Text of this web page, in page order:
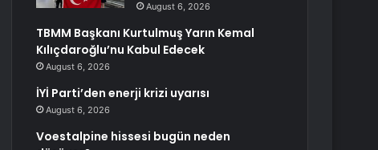
August 6, 2026
TBMM Başkanı Kurtulmuş Yarın Kemal
Kılıçdaroğlu’nu Kabul Edecek
August 6, 2026
İYİ Parti’den enerji krizi uyarısı
August 6, 2026
Voestalpine hissesi bugün neden